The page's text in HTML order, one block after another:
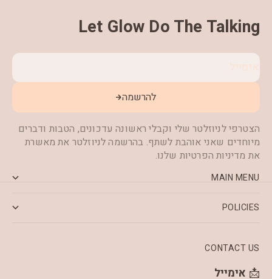
Let Glow Do The Talking
להרשמה
הצטרפי לניוזלטר שלי וקבלי ראשונה עדכונים, הטבות ודברים
מיוחדים שאני אוהבת לשתף. בהרשמה לניוזלטר את מאשרת
את מדיניות הפרטיות שלנו.
MAIN MENU
POLICIES
CONTACT US
📩 אימייל